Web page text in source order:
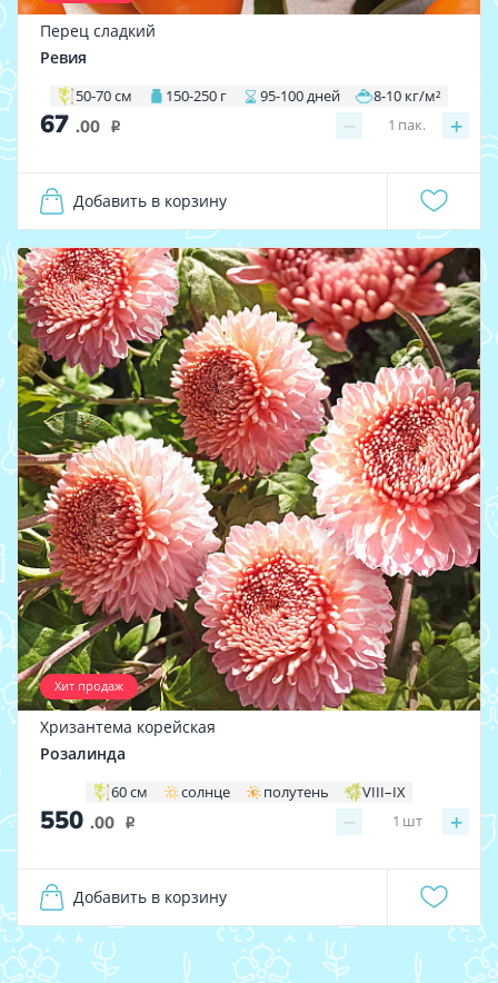
Перец сладкий
Ревия
50-70 см 150-250 г 95-100 дней 8-10 кг/м²
67 .00 i − +
1 пак.
Добавить в корзину
Хит продаж
Хризантема корейская
Розалинда
60 см солнце полутень VIII–IX
550 .00 i − +
1 шт
Добавить в корзину